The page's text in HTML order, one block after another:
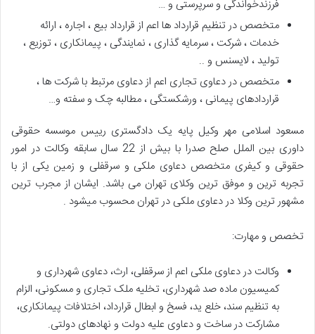
فرزندخواندگی و سرپرستی و …
متخصص در تنظیم قرارداد ها اعم از قرارداد بیع ، اجاره ، ارائه
خدمات ، شرکت ، سرمایه گذاری ، نمایندگی ، پیمانکاری ، توزیع ،
تولید ، لایسنس و ..
متخصص در دعاوی تجاری اعم از دعاوی مرتبط با شرکت ها ،
قراردادهای پیمانی ، ورشکستگی ، مطالبه چک و سفته و…
مسعود اسلامی مهر وکیل پایه یک دادگستری رییس موسسه حقوقی
داوری بین الملل صلح صدرا با بیش از 22 سال سابقه وکالت در امور
حقوقی و کیفری متخصص دعاوی ملکی و سرقفلی و زمین یکی از با
تجربه ترین و موفق ترین وکلای تهران می باشد. ایشان از مجرب ترین
مشهور ترین وکلا در دعاوی ملکی در تهران محسوب میشود .
تخصص و مهارت:
وکالت در دعاوی ملکی اعم از سرقفلی، ارث، دعاوی شهرداری و
کمیسیون ماده صد شهرداری، تخلیه ملک تجاری و مسکونی، الزام
به تنظیم سند، خلع ید، فسخ و ابطال قرارداد، اختلافات پیمانکاری،
مشارکت در ساخت و دعاوی علیه دولت و نهادهای دولتی.